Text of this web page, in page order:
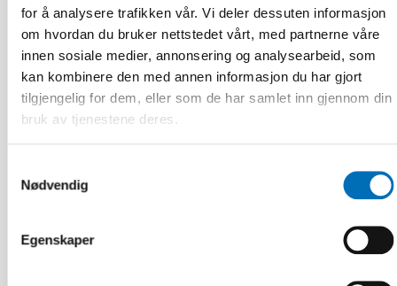
for å analysere trafikken vår. Vi deler dessuten informasjon
om hvordan du bruker nettstedet vårt, med partnerne våre
innen sosiale medier, annonsering og analysearbeid, som
kan kombinere den med annen informasjon du har gjort
tilgjengelig for dem, eller som de har samlet inn gjennom din
bruk av tjenestene deres.
Nødvendig
Egenskaper
Relaterte nyheter